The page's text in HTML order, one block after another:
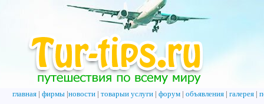
главная фирмы новости товарыи услуги форум объявления галерея